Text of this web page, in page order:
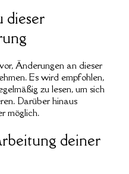
dieser
Änderungen an dieser
Es wird empfohlen,
zu lesen, um sich
Darüber hinaus
möglich.
deiner